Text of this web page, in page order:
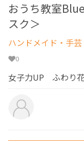
おうち教室
スク＞
ハンドメイド・手
0
女子力UP ふわり